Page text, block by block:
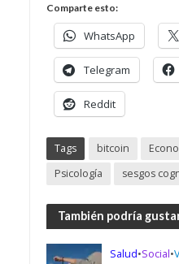
Comparte esto:
WhatsApp
Telegram
Reddit
Tags bitcoin
Psicología
sesgos
También podría
Salud•Social•